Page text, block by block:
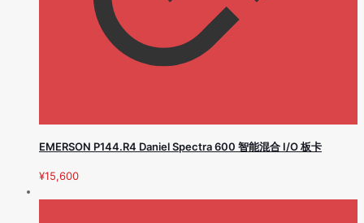
EMERSON P144.R4 Daniel Spectra 600 智能混合 I/O 板卡
¥15,600